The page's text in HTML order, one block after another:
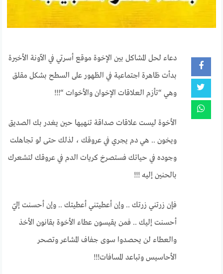
دعاء لحل المشاكل بين الإخوة موقع أسرتي في الآونة الأخيرة
بدأت ظاهرة اجتماعية في الظهور على السطح بشكل مقلق
وهي “تأزم العلاقات الإخوان والأخوات “!!!
الأخوة ليست علاقات صداقة تنهيها حين يغدر بك الصديق
ويخون .. هي دم يجري في عروقك ، لذلك حتى لو تجاهلت
وجوده في حياتك فستصرخ كريات الدم في عروقك لتشعرك
بالحنين إليه !!!
فإن زرتني زرتك .. وإن أعطيتني أعطيتك .. وإن أحسنت إليّ
أحسنت إليك .. فمن يقيسون عطاء الأخوة بقانون الأخذ
والعطاء لن يحصدوا سوى جفاف المشاعر وتصحر
الأحاسيس وتباعد المسافات!!!